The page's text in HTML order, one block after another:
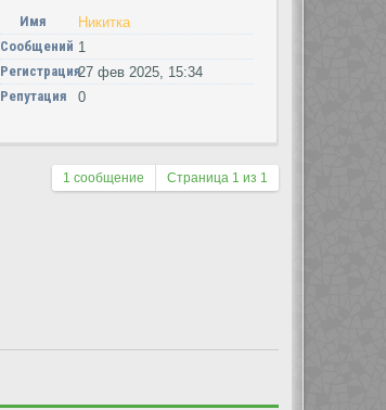
Имя
Никитка
Сообщений 1
Регистрация27 фев 2025, 15:34
Репутация
0
1 сообщение Страница 1 из 1